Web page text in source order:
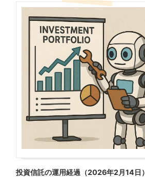
投資信託の運用経過（2026年2月14日）